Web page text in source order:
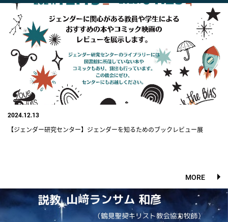
2024.12.13
【ジェンダー研究センター】ジェンダーを知るためのブックレビュー展
MORE